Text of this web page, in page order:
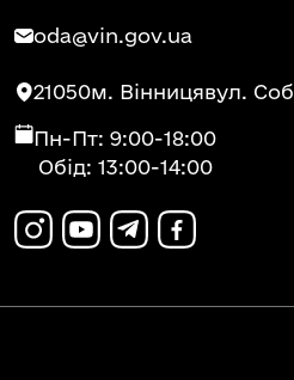
oda@vin.gov.ua
21050м. Вінницявул.
Пн-Пт: 9:00-18:00
Обід: 13:00-14:00